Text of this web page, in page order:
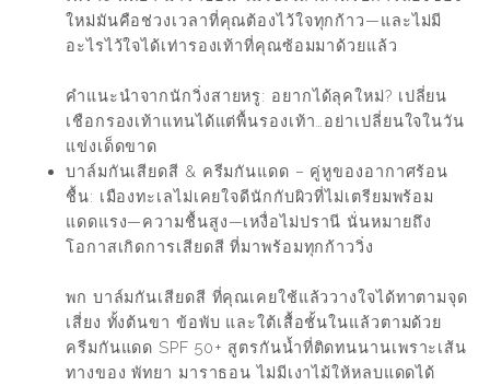
ใหม่มันคือช่วงเวลาที่คุณต้องไว้ใจทุกก้าว—และไม่มี
อะไรไว้ใจได้เท่ารองเท้าที่คุณซ้อมมาด้วยแล้ว
คำแนะนำจากนักวิ่งสายหรู: อยากได้ลุคใหม่? เปลี่ยน
เชือกรองเท้าแทนได้แต่พื้นรองเท้า…อย่าเปลี่ยนใจในวัน
แข่งเด็ดขาด
บาล์มกันเสียดสี & ครีมกันแดด – คู่หูของอากาศร้อน
ชื้น: เมืองทะเลไม่เคยใจดีนักกับผิวที่ไม่เตรียมพร้อม
แดดแรง—ความชื้นสูง—เหงื่อไม่ปรานี นั่นหมายถึง
โอกาสเกิดการเสียดสี ที่มาพร้อมทุกก้าววิ่ง
พก บาล์มกันเสียดสี ที่คุณเคยใช้แล้ววางใจได้ทาตามจุด
เสี่ยง ทั้งต้นขา ข้อพับ และใต้เสื้อชั้นในแล้วตามด้วย
ครีมกันแดด SPF 50+ สูตรกันน้ำที่ติดทนนานเพราะเส้น
ทางของ พัทยา มาราธอน ไม่มีเงาไม้ให้หลบแดดได้